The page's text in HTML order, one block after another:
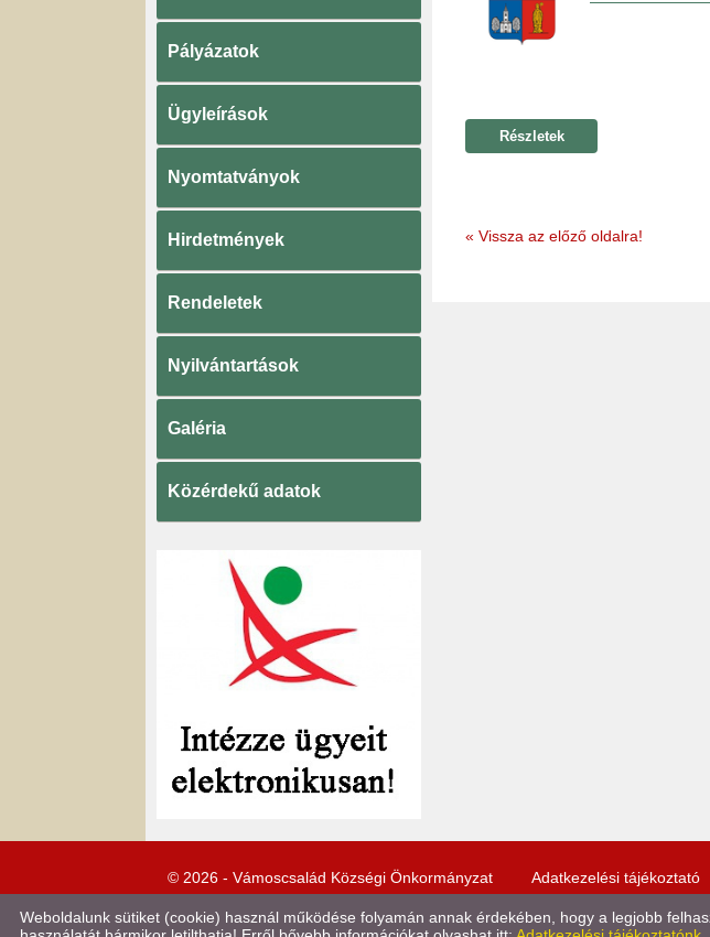
Pályázatok
Ügyleírások
Nyomtatványok
Hirdetmények
Rendeletek
Nyilvántartások
Galéria
Közérdekű adatok
Részletek
« Vissza az előző oldalra!
© 2026 - Vámoscsalád Községi Önkormányzat Adatkezelési tájékoztató
Weboldalunk sütiket (cookie) használ működése folyamán annak érdekében, hogy a legjobb